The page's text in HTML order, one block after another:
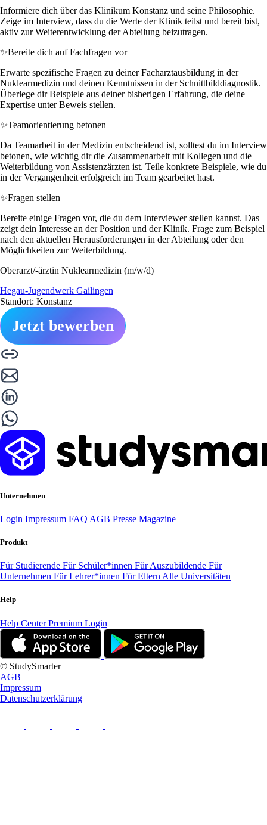
Informiere dich über das Klinikum Konstanz und seine Philosophie.
Zeige im Interview, dass du die Werte der Klinik teilst und bereit bist,
aktiv zur Weiterentwicklung der Abteilung beizutragen.
✨Bereite dich auf Fachfragen vor
Erwarte spezifische Fragen zu deiner Facharztausbildung in der
Nuklearmedizin und deinen Kenntnissen in der Schnittbilddiagnostik.
Überlege dir Beispiele aus deiner bisherigen Erfahrung, die deine
Expertise unter Beweis stellen.
✨Teamorientierung betonen
Da Teamarbeit in der Medizin entscheidend ist, solltest du im Interview
betonen, wie wichtig dir die Zusammenarbeit mit Kollegen und die
Weiterbildung von Assistenzärzten ist. Teile konkrete Beispiele, wie du
in der Vergangenheit erfolgreich im Team gearbeitet hast.
✨Fragen stellen
Bereite einige Fragen vor, die du dem Interviewer stellen kannst. Das
zeigt dein Interesse an der Position und der Klinik. Frage zum Beispiel
nach den aktuellen Herausforderungen in der Abteilung oder den
Möglichkeiten zur Weiterbildung.
Oberarzt/-ärztin Nuklearmedizin (m/w/d)
Hegau-Jugendwerk Gailingen
Standort: Konstanz
Jetzt bewerben
Unternehmen
Login Impressum FAQ AGB Presse Magazine
Produkt
Für Studierende Für Schüler*innen Für Auszubildende Für
Unternehmen Für Lehrer*innen Für Eltern Alle Universitäten
Help
Help CenterPremium Login
© StudySmarter
AGB
Impressum
Datenschutzerklärung